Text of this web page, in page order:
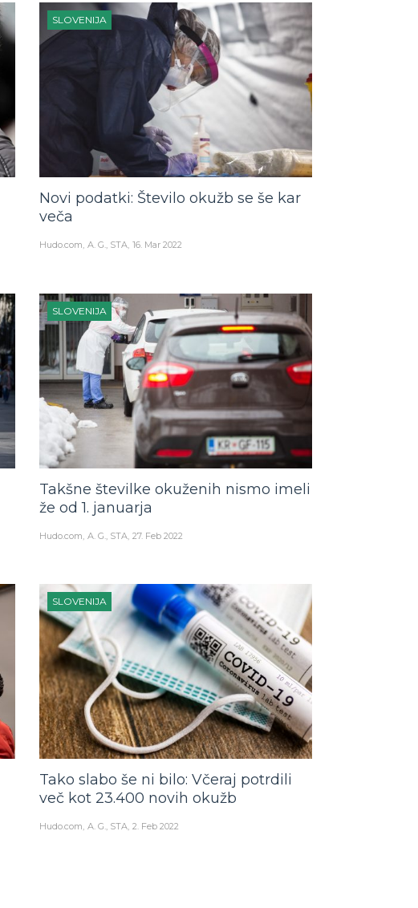
SLOVENIJA
Novi podatki: Število okužb se še kar
veča
Hudo.com A. G., STA 16. Mar 2022
SLOVENIJA
Takšne številke okuženih nismo imeli
že od 1. januarja
Hudo.com A. G., STA 27. Feb 2022
SLOVENIJA
Tako slabo še ni bilo: Včeraj potrdili
več kot 23.400 novih okužb
Hudo.com A. G., STA 2. Feb 2022